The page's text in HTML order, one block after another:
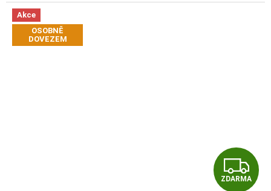
Akce
OSOBNĚ
DOVEZEM
ZDARMA